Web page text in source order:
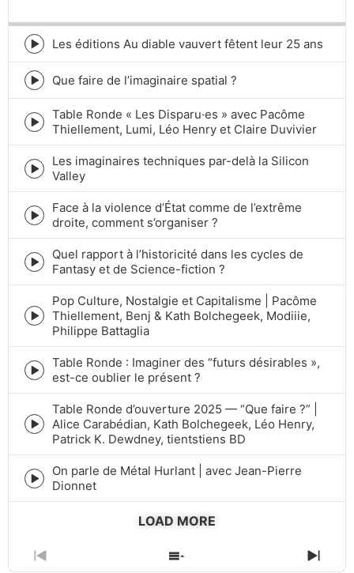
Episode
play
icon
Les éditions Au diable vauvert fêtent leur 25 ans
Episode
play
icon
Que faire de l’imaginaire spatial ?
Episode
play
icon
Table Ronde « Les Disparu·es » avec Pacôme
Thiellement, Lumi, Léo Henry et Claire Duvivier
Episode
play
icon
Les imaginaires techniques par-delà la Silicon
Valley
Episode
play
icon
Face à la violence d’État comme de l’extrême
droite, comment s’organiser ?
Episode
play
icon
Quel rapport à l’historicité dans les cycles de
Fantasy et de Science-fiction ?
Episode
play
Pop Culture, Nostalgie et Capitalisme | Pacôme
Thiellement, Benj & Kath Bolchegeek, Modiiie,
Philippe Battaglia
Episode
play
icon
Table Ronde : Imaginer des “futurs désirables »,
est-ce oublier le présent ?
Episode
play
Table Ronde d’ouverture 2025 — “Que faire ?” |
Alice Carabédian, Kath Bolchegeek, Léo Henry,
Patrick K. Dewdney, tientstiens BD
Episode
play
On parle de Métal Hurlant | avec Jean-Pierre
Dionnet
LOAD MORE
PREVIOUS
SHOW
NEXT